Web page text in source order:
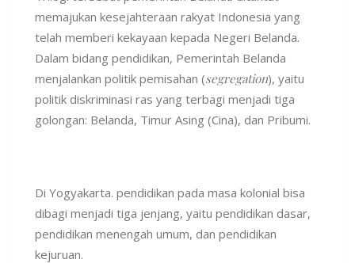
memajukan kesejahteraan rakyat Indonesia yang
telah memberi kekayaan kepada Negeri Belanda.
Dalam bidang pendidikan, Pemerintah Belanda
menjalankan politik pemisahan (segregation), yaitu
politik diskriminasi ras yang terbagi menjadi tiga
golongan: Belanda, Timur Asing (Cina), dan Pribumi.
Di Yogyakarta. pendidikan pada masa kolonial bisa
dibagi menjadi tiga jenjang, yaitu pendidikan dasar,
pendidikan menengah umum, dan pendidikan
kejuruan.